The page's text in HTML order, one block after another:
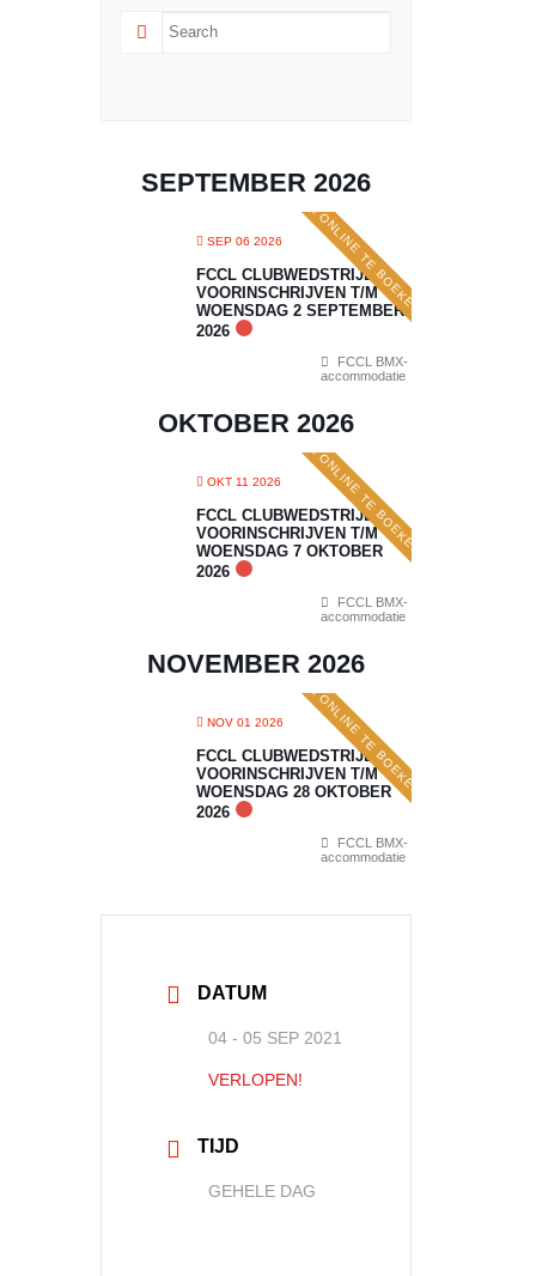
SEPTEMBER 2026
SEP 06 2026 ONLINE TE BOEKEN
FCCL CLUBWEDSTRIJD 5:
VOORINSCHRIJVEN T/M
WOENSDAG 2 SEPTEMBER
2026
FCCL BMX-
accommodatie
OKTOBER 2026
OKT 11 2026 ONLINE TE BOEKEN
FCCL CLUBWEDSTRIJD 6:
VOORINSCHRIJVEN T/M
WOENSDAG 7 OKTOBER
2026
FCCL BMX-
accommodatie
NOVEMBER 2026
NOV 01 2026 ONLINE TE BOEKEN
FCCL CLUBWEDSTRIJD 7:
VOORINSCHRIJVEN T/M
WOENSDAG 28 OKTOBER
2026
FCCL BMX-
accommodatie
DATUM
04 - 05 SEP 2021
VERLOPEN!
TIJD
GEHELE DAG